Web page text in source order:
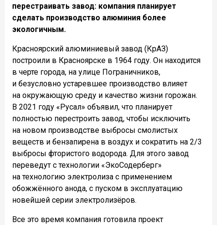
перестраивать завод: компания планирует
сделать производство алюминия более
экологичным.
Красноярский алюминиевый завод (КрАЗ)
построили в Красноярске в 1964 году. Он находится
в черте города, на улице Пограничников,
и безусловно устаревшее производство влияет
на окружающую среду и качество жизни горожан.
В 2021 году «Русал» объявил, что планирует
полностью перестроить завод, чтобы исключить
на новом производстве выбросы смолистых
веществ и бензапирена в воздух и сократить на 2/3
выбросы фтористого водорода. Для этого завод
переведут с технологии «ЭкоСодерберг»
на технологию электролиза с применением
обожжённого анода, с пуском в эксплуатацию
новейшей серии электролизёров.
Все это время компания готовила проект